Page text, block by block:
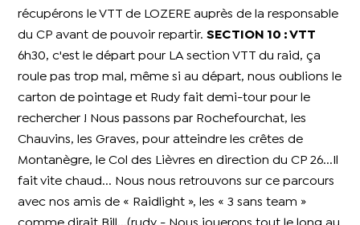
récupérons le VTT de LOZERE auprès de la responsable
du CP avant de pouvoir repartir.SECTION 10 : VTT
6h30, c'est le départ pour LA section VTT du raid, ça
roule pas trop mal, même si au départ, nous oublions le
carton de pointage et Rudy fait demi-tour pour le
rechercher ! Nous passons par Rochefourchat, les
Chauvins, les Graves, pour atteindre les crêtes de
Montanègre, le Col des Lièvres en direction du CP 26...Il
fait vite chaud... Nous nous retrouvons sur ce parcours
avec nos amis de « Raidlight », les « 3 sans team »